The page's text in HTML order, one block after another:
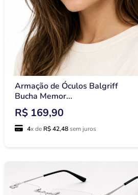
Armação de Óculos Balgriff
Bucha Memor...
R$ 169,90
4x de R$ 42,48 sem juros